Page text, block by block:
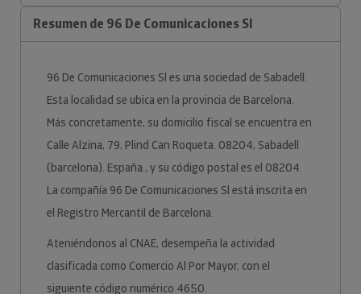
Resumen de 96 De Comunicaciones Sl
96 De Comunicaciones Sl es una sociedad de Sabadell.
Esta localidad se ubica en la provincia de Barcelona.
Más concretamente, su domicilio fiscal se encuentra en
Calle Alzina, 79, Plind Can Roqueta. 08204, Sabadell
(barcelona). España., y su código postal es el 08204.
La compañía 96 De Comunicaciones Sl está inscrita en
el Registro Mercantil de Barcelona.
Ateniéndonos al CNAE, desempeña la actividad
clasificada como Comercio Al Por Mayor, con el
siguiente código numérico 4650.